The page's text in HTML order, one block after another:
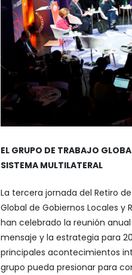
EL GRUPO DE TRABAJO
SISTEMA MULTILATERAL
La tercera jornada del Retiro
Global de Gobiernos Locales y
han celebrado la reunión
mensaje y la estrategia para
principales acontecimientos
grupo pueda presionar para